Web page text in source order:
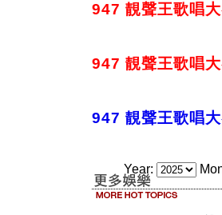
947 靚聲王歌唱
947 靚聲王歌唱
947 靚聲王歌唱
Year: